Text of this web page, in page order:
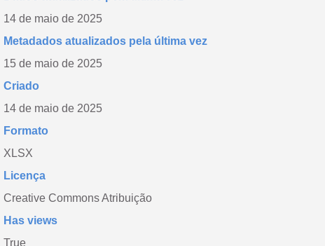
14 de maio de 2025
Metadados atualizados pela última vez
15 de maio de 2025
Criado
14 de maio de 2025
Formato
XLSX
Licença
Creative Commons Atribuição
Has views
True